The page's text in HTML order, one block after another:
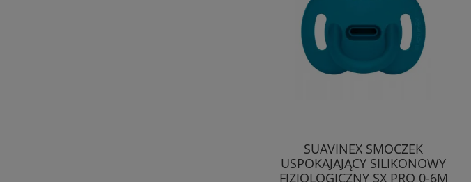
SUAVINEX SMOCZEK
USPOKAJAJĄCY SILIKONOWY
FIZJOLOGICZNY SX PRO 0-6M